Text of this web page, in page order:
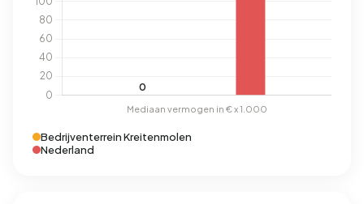
Bedrijventerrein Kreitenmolen
Nederland